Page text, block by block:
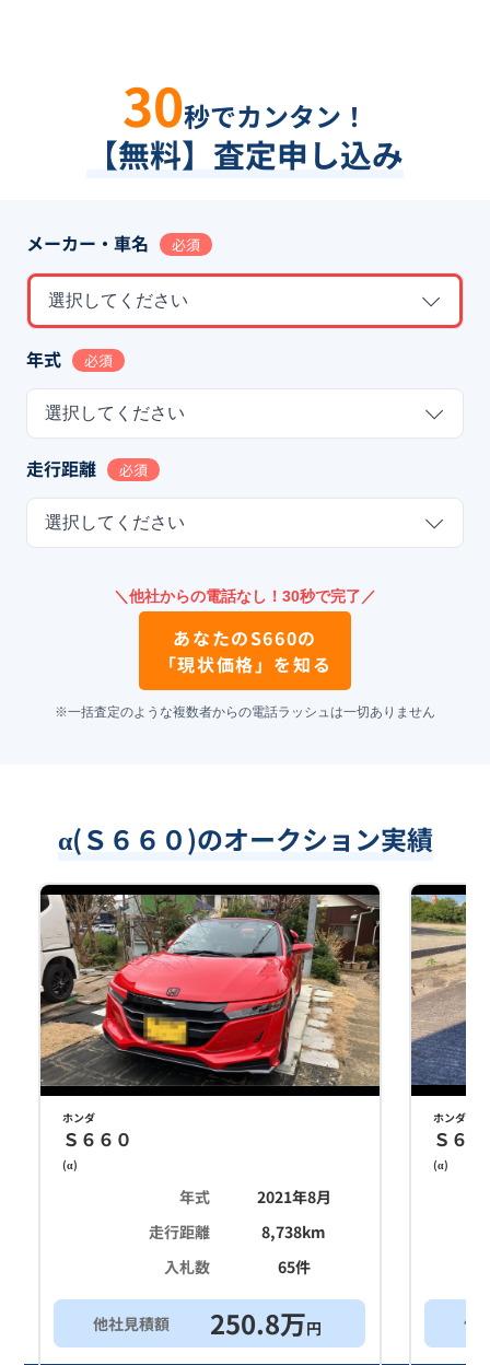
30秒でカンタン！
【無料】査定申し込み
メーカー・車名 必須
選択してください
年式 必須
選択してください
走行距離 必須
選択してください
＼他社からの電話なし！30秒で完了／
あなたのS660の
「現状価格」を知る
※一括査定のような複数者からの電話ラッシュは一切ありません
α(Ｓ６６０)のオークション実績
ホンダ
Ｓ６６０
(α)
年式
2021年8月
走行距離
8,738km
入札数
65件
他社見積額 250.8万円
ホンダ
Ｓ６
(α)
他